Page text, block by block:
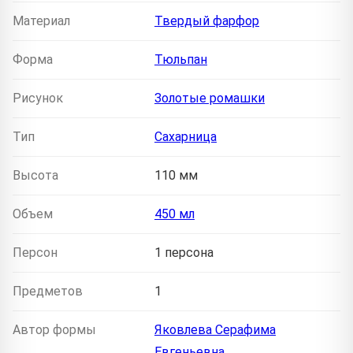
Материал Твердый фарфор
Форма Тюльпан
Рисунок Золотые ромашки
Тип Сахарница
Высота 110 мм
Объем 450 мл
Персон 1 персона
Предметов 1
Автор формы
Яковлева Серафима